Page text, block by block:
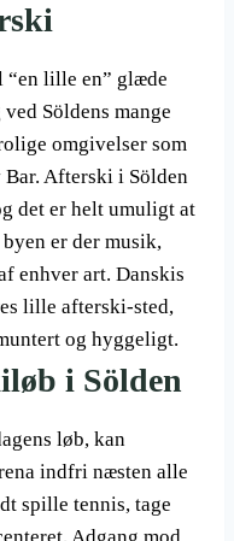
“en lille en” glæde
Söldens mange
omgivelser som
Afterski i Sölden
det er helt umuligt at
er der musik,
enhver art. Danskis
lille afterski-sted,
og hyggeligt.
i Sölden
løb, kan
indfri næsten alle
spille tennis, tage